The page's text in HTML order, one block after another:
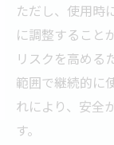
ただし、使用時
に調整すること
リスクを高める
範囲で継続的に
れにより、安全
す。